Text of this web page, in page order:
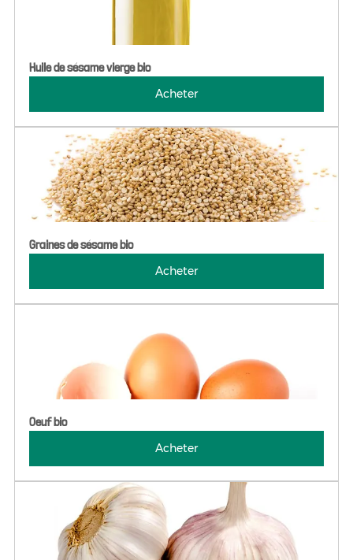
Huile de sésame vierge bio
Acheter
Graines de sésame bio
Acheter
Oeuf bio
Acheter